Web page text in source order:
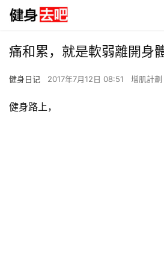
痛和累，就是軟弱離開身
健身日记 2017年7月12日 08:51 增肌計劃
健身路上，